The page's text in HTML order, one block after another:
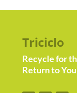
Triciclo
Recycle for
Return to You